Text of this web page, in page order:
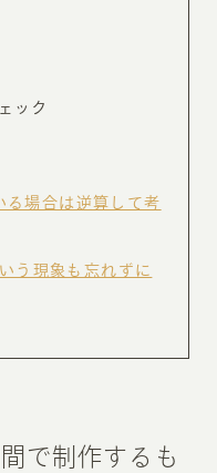
ック
る場合は逆算して考
う現象も忘れずに
で制作するも